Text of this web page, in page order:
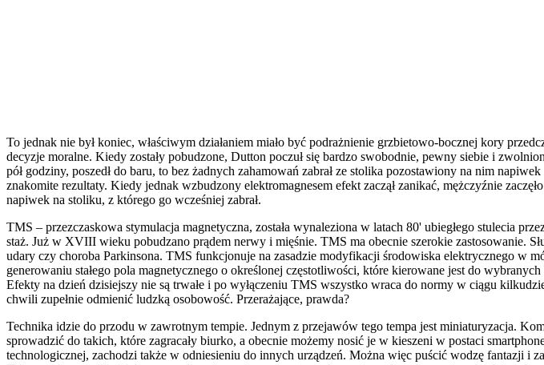
To jednak nie był koniec, właściwym działaniem miało być podrażnienie grzbietowo-bocznej kory
decyzje moralne. Kiedy zostały pobudzone, Dutton poczuł się bardzo swobodnie, pewny siebie i
pół godziny, poszedł do baru, to bez żadnych zahamowań zabrał ze stolika pozostawiony na nim
znakomite rezultaty. Kiedy jednak wzbudzony elektromagnesem efekt zaczął zanikać, mężczyźnie
napiwek na stoliku, z którego go wcześniej zabrał.
TMS – przezczaskowa stymulacja magnetyczna, została wynaleziona w latach 80' ubiegłego stulecia
staż. Już w XVIII wieku pobudzano prądem nerwy i mięśnie. TMS ma obecnie szerokie zastosowanie.
udary czy choroba Parkinsona. TMS funkcjonuje na zasadzie modyfikacji środowiska elektrycznego w
generowaniu stałego pola magnetycznego o określonej częstotliwości, które kierowane jest do
Efekty na dzień dzisiejszy nie są trwałe i po wyłączeniu TMS wszystko wraca do normy w ciągu
chwili zupełnie odmienić ludzką osobowość. Przerażające, prawda?
Technika idzie do przodu w zawrotnym tempie. Jednym z przejawów tego tempa jest miniaturyzacja.
sprowadzić do takich, które zagracały biurko, a obecnie możemy nosić je w kieszeni w postaci
technologicznej, zachodzi także w odniesieniu do innych urządzeń. Można więc puścić wodzę fantazji i